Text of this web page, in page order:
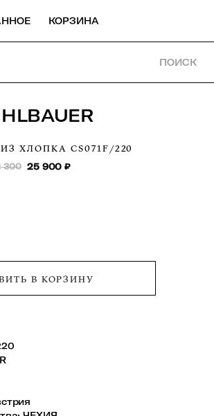
КОРЗИНА
ПОИСК
ХЛОПКА CS071F/220
300 25 900 ₽
В КОРЗИНУ